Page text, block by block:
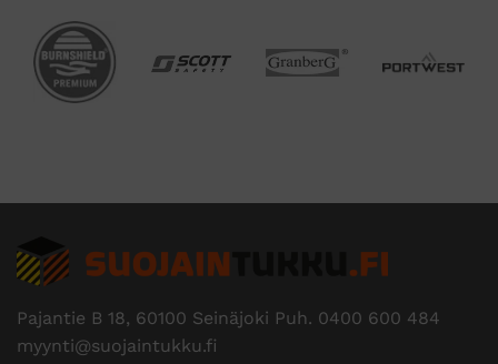
Pajantie B 18, 60100 Seinäjoki Puh. 0400 600 484
myynti@suojaintukku.fi